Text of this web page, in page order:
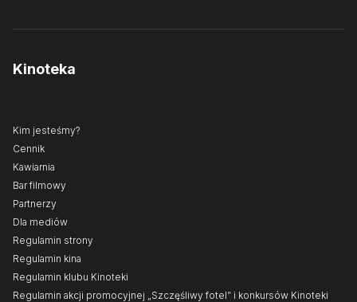
Kinoteka
Kim jesteśmy?
Cennik
Kawiarnia
Bar filmowy
Partnerzy
Dla mediów
Regulamin strony
Regulamin kina
Regulamin klubu Kinoteki
Regulamin akcji promocyjnej „Szczęśliwy fotel” i konkursów Kinoteki